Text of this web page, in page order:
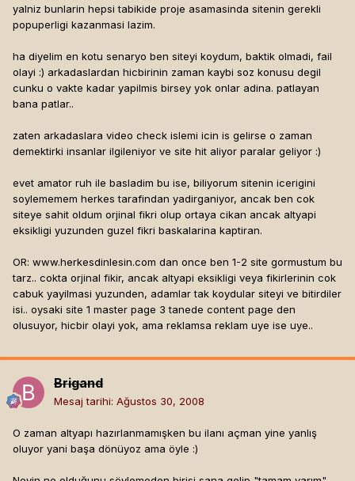
yalniz bunlarin hepsi tabikide proje asamasinda sitenin gerekli
popuperligi kazanmasi lazim.
ha diyelim en kotu senaryo ben siteyi koydum, baktik olmadi, fail
olayi :) arkadaslardan hicbirinin zaman kaybi soz konusu degil
cunku o vakte kadar yapilmis birsey yok onlar adina. patlayan
bana patlar..
zaten arkadaslara video check islemi icin is gelirse o zaman
demektirki insanlar ilgileniyor ve site hit aliyor paralar geliyor :)
evet amator ruh ile basladim bu ise, biliyorum sitenin icerigini
soylememem herkes tarafindan yadirganiyor, ancak ben cok
siteye sahit oldum orjinal fikri olup ortaya cikan ancak altyapi
eksikligi yuzunden guzel fikri baskalarina kaptiran.
OR: www.herkesdinlesin.com dan once ben 1-2 site gormustum bu
tarz.. cokta orjinal fikir, ancak altyapi eksikligi veya fikirlerinin cok
cabuk yayilmasi yuzunden, adamlar tak koydular siteyi ve bitirdiler
isi.. oysaki site 1 master page 3 tanede content page den
olusuyor, hicbir olayi yok, ama reklamsa reklam uye ise uye..
Brigand
Mesaj tarihi: Ağustos 30, 2008
O zaman altyapı hazırlanmamışken bu ilanı açman yine yanlış
oluyor yani başa dönüyoz ama öyle :)